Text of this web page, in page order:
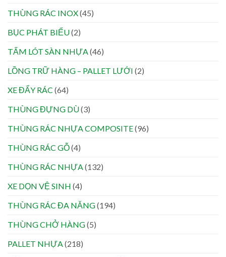
THÙNG RÁC INOX(45)
BỤC PHÁT BIỂU(2)
TẤM LÓT SÀN NHỰA(46)
LỒNG TRỮ HÀNG – PALLET LƯỚI (2)
XE ĐẨY RÁC (64)
THÙNG ĐỰNG DÙ(3)
THÙNG RÁC NHỰA COMPOSITE(96)
THÙNG RÁC GỖ(4)
THÙNG RÁC NHỰA(132)
XE DỌN VỆ SINH (4)
THÙNG RÁC ĐA NĂNG(194)
THÙNG CHỞ HÀNG(5)
PALLET NHỰA(218)